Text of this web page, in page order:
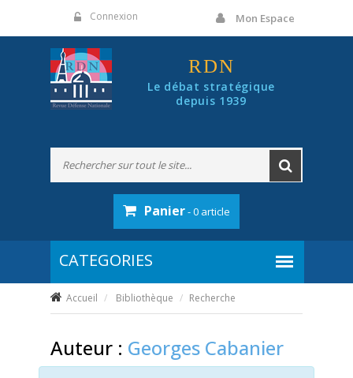
Connexion Mon Espace
RDN
Le débat stratégique
depuis 1939
Panier- 0 article
Accueil Bibliothèque Recherche
Auteur : Georges Cabanier